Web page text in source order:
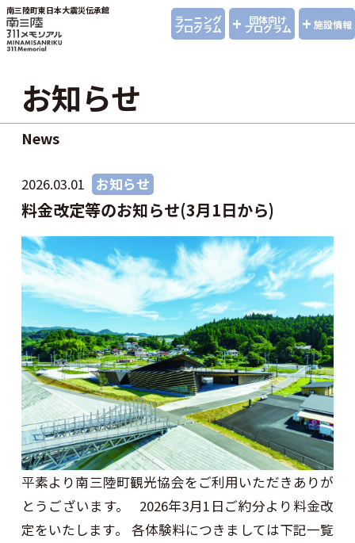
南三陸町東日本大震災伝承館
ラーニング
プログラム + 団体向け
プログラム + 施設情報
お知らせ
News
2026.03.01 お知らせ
料金改定等のお知らせ(3月1日から)
平素より南三陸町観光協会をご利用いただきありが
とうございます。 2026年3月1日ご約分より料金改
定をいたします。 各体験料につきましては下記一覧